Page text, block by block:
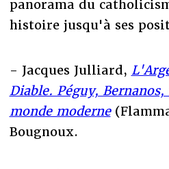
panorama du
histoire jusqu'à ses
- Jacques Julliard,
Diable. Péguy,
monde moderne
Bougnoux.